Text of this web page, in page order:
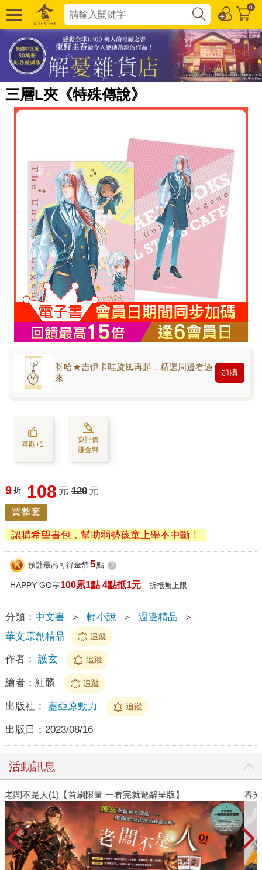
0
三層L夾《特殊傳說》
呀哈★吉伊卡哇旋風再起，精選周邊看過
來
加購
喜歡+1
寫評價
賺金幣
9 折 108 元 120 元
買整套
認購希望書包，幫助弱勢孩童上學不中斷！
預計最高可得金幣 5點 ?
HAPPY GO享100累1點 4點抵1元 折抵無上限
分類： 中文書 ＞ 輕小說 ＞ 週邊精品
＞
華文原創精品
追蹤
作者： 護玄 追蹤
繪者： 紅麟 追蹤
出版社： 蓋亞原動力 追蹤
出版日： 2023/08/16
活動訊息
春光ｘ奇幻基地｜全書系展